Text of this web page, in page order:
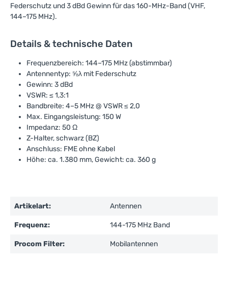
Federschutz und 3 dBd Gewinn für das 160-MHz-Band (VHF,
144–175 MHz).
Details & technische Daten
Frequenzbereich: 144–175 MHz (abstimmbar)
Antennentyp: ⅝λ mit Federschutz
Gewinn: 3 dBd
VSWR: ≤ 1,3:1
Bandbreite: 4–5 MHz @ VSWR ≤ 2,0
Max. Eingangsleistung: 150 W
Impedanz: 50 Ω
Z-Halter, schwarz (BZ)
Anschluss: FME ohne Kabel
Höhe: ca. 1.380 mm, Gewicht: ca. 360 g
Artikelart: Antennen
Frequenz: 144-175 MHz Band
Procom Filter: Mobilantennen